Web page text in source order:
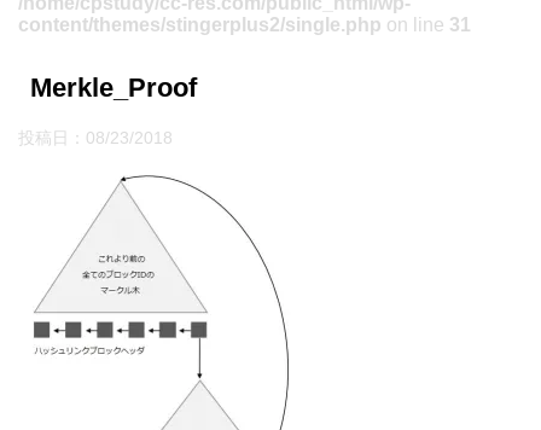
content/themes/stingerplus2/single.php on line 31
Merkle_Proof
投稿日： 08/23/2018